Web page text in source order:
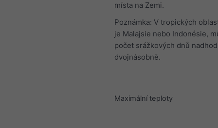
místa na Zemi.
Poznámka: V tropických
je Malajsie nebo Indonésie,
počet srážkových dnů
dvojnásobně.
Maximální teploty